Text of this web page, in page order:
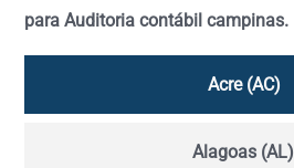
para Auditoria contábil campinas.
Acre (AC)
Alagoas (AL)